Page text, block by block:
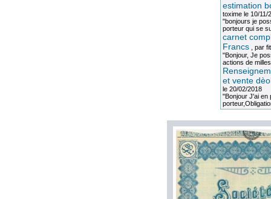
estimation
toximele 10/11/
"bonjours je
porteur qui se
carnet
Francs, par
"Bonjour, Je
actions de
et vente
le 20/02/2018
"Bonjour J'ai en